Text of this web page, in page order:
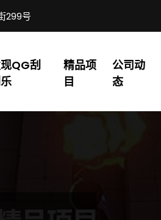
299号
QG刮
精品项
目
公司动
态